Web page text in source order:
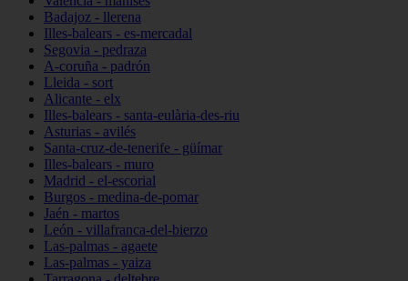
Badajoz - llerena
Illes-balears - es-mercadal
Segovia - pedraza
A-coruña - padrón
Lleida - sort
Alicante - elx
Illes-balears - santa-eulària-des-riu
Asturias - avilés
Santa-cruz-de-tenerife - güímar
Illes-balears - muro
Madrid - el-escorial
Burgos - medina-de-pomar
Jaén - martos
León - villafranca-del-bierzo
Las-palmas - agaete
Las-palmas - yaiza